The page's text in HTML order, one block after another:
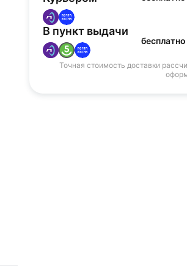
В пункт выдачи
Точная стоимость доставки